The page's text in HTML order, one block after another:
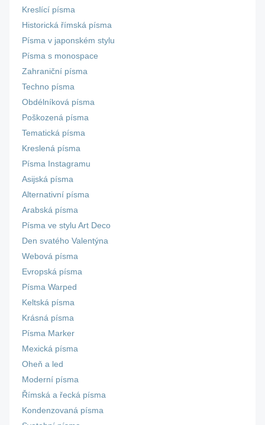
Kreslící písma
Historická římská písma
Písma v japonském stylu
Písma s monospace
Zahraniční písma
Techno písma
Obdélníková písma
Poškozená písma
Tematická písma
Kreslená písma
Písma Instagramu
Asijská písma
Alternativní písma
Arabská písma
Písma ve stylu Art Deco
Den svatého Valentýna
Webová písma
Evropská písma
Písma Warped
Keltská písma
Krásná písma
Písma Marker
Mexická písma
Oheň a led
Moderní písma
Římská a řecká písma
Kondenzovaná písma